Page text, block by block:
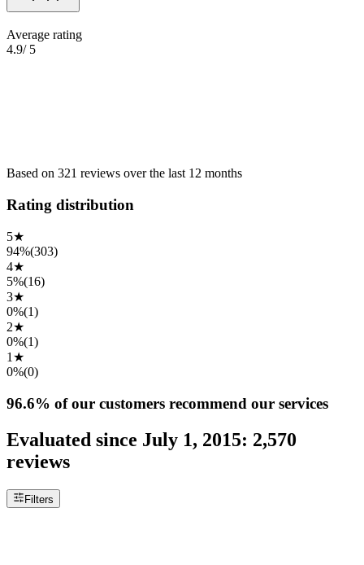
Average rating
4.9/ 5
Based on 321 reviews over the last 12 months
Rating distribution
5★
94%(303)
4★
5%(16)
3★
0%(1)
2★
0%(1)
1 ★
0%(0)
96.6% of our customers recommend our services
Evaluated since July 1, 2015: 2,570
reviews
Filters